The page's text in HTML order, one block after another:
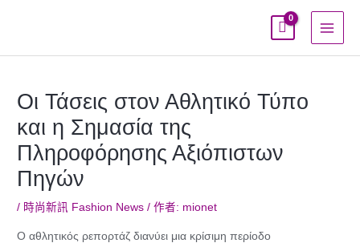
Οι Τάσεις στον Αθλητικό Τύπο
και η Σημασία της
Πληροφόρησης Αξιόπιστων
Πηγών
/ 時尚新訊 Fashion News / 作者: mionet
Ο αθλητικός ρεπορτάζ διανύει μια κρίσιμη περίοδο